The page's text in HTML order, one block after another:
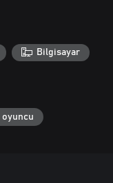
satın alınabilir),
Araştırma Puanı
Bilgisayar